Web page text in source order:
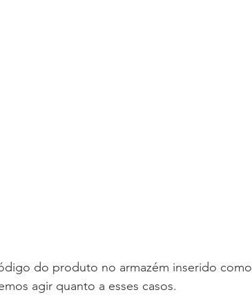
do produto no armazém inserido como
agir quanto a esses casos.